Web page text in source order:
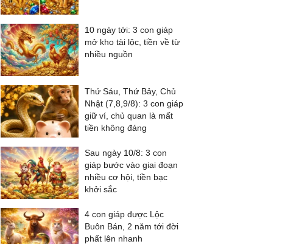
10 ngày tới: 3 con giáp
mở kho tài lộc, tiền về từ
nhiều nguồn
Thứ Sáu, Thứ Bảy, Chủ
Nhật (7,8,9/8): 3 con giáp
giữ ví, chủ quan là mất
tiền không đáng
Sau ngày 10/8: 3 con
giáp bước vào giai đoạn
nhiều cơ hội, tiền bạc
khởi sắc
4 con giáp được Lộc
Buôn Bán, 2 năm tới đời
phất lên nhanh